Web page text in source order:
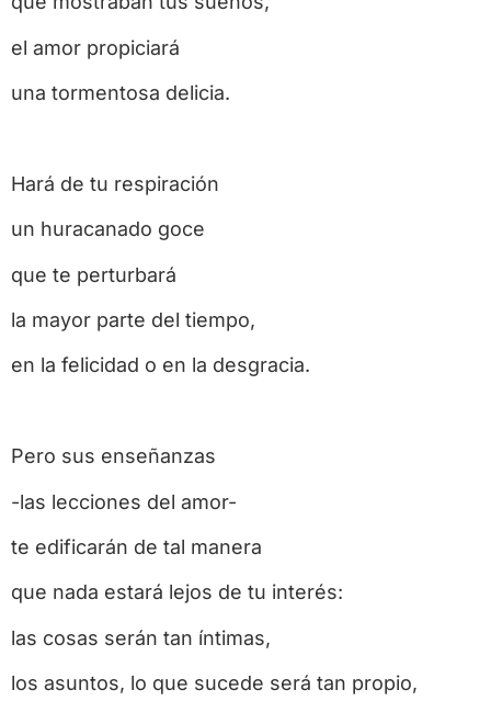
el amor propiciará
una tormentosa delicia.
Hará de tu respiración
un huracanado goce
que te perturbará
la mayor parte del tiempo,
en la felicidad o en la desgracia.
Pero sus enseñanzas
-las lecciones del amor-
te edificarán de tal manera
que nada estará lejos de tu interés:
las cosas serán tan íntimas,
los asuntos, lo que sucede será tan propio,